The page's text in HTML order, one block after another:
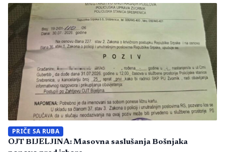
Novinara Marka Divkovića i generalnu tajnicu Borku Rudić.
Nakon ranije podnesenih krivičnih prijava i tužbi za klevetu
protiv Anise Mahmutović i odgovornih osoba […]
PRIČE SA RUBA
OJT BIJELJINA: Masovna saslušanja Bošnjaka